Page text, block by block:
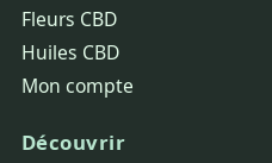
Fleurs CBD
Huiles CBD
Mon compte
Découvrir